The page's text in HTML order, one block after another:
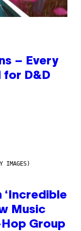
– Every
for D&D
IMAGES)
‘Incredible
Music
Group